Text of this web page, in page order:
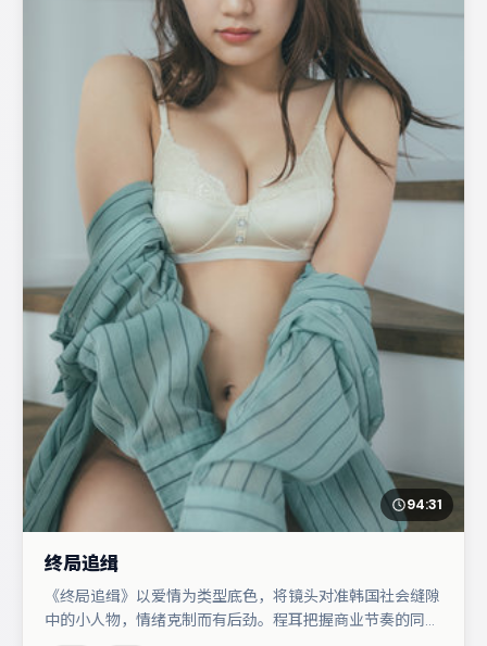
94:31
终局追缉
《终局追缉》以爱情为类型底色，将镜头对准韩国社会缝隙
中的小人物，情绪克制而有后劲。程耳把握商业节奏的同时